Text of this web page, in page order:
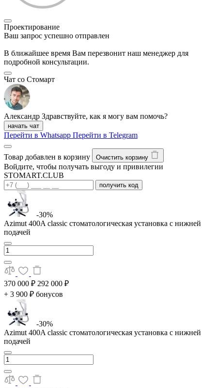
Проектирование
Ваш запрос успешно отправлен
В ближайшее время Вам перезвонит наш менеджер для
подробной консультации.
Чат со Стомарт
Александр Здравствуйте, как я могу вам помочь?
начать чат
Перейти в Whatsapp Перейти в Telegram
Товар добавлен в корзину Очистить корзину
Войдите, чтобы получать выгоду и привилегии
STOMART.CLUB
получить код
-30%
Azimut 400A classic стоматологическая установка с нижней
подачей
370 000 ₽ 292 000 ₽
+ 3 900 ₽ бонусов
-30%
Azimut 400A classic стоматологическая установка с нижней
подачей